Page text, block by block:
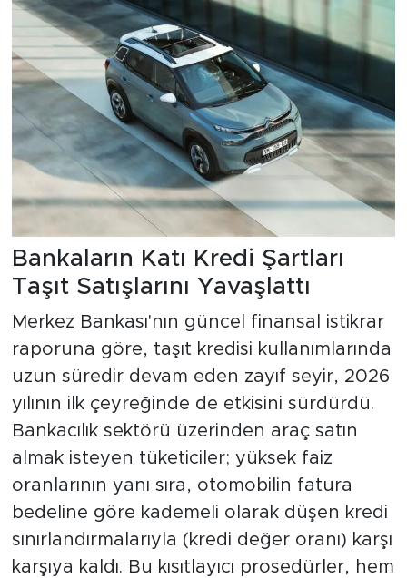
Bankaların Katı Kredi Şartları
Taşıt Satışlarını Yavaşlattı
Merkez Bankası'nın güncel finansal istikrar
raporuna göre, taşıt kredisi kullanımlarında
uzun süredir devam eden zayıf seyir, 2026
yılının ilk çeyreğinde de etkisini sürdürdü.
Bankacılık sektörü üzerinden araç satın
almak isteyen tüketiciler; yüksek faiz
oranlarının yanı sıra, otomobilin fatura
bedeline göre kademeli olarak düşen kredi
sınırlandırmalarıyla (kredi değer oranı) karşı
karşıya kaldı. Bu kısıtlayıcı prosedürler, hem